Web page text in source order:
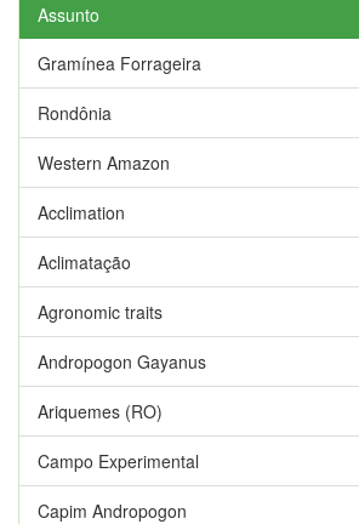
Assunto
Gramínea Forrageira
Rondônia
Western Amazon
Acclimation
Aclimatação
Agronomic traits
Andropogon Gayanus
Ariquemes (RO)
Campo Experimental
Capim Andropogon